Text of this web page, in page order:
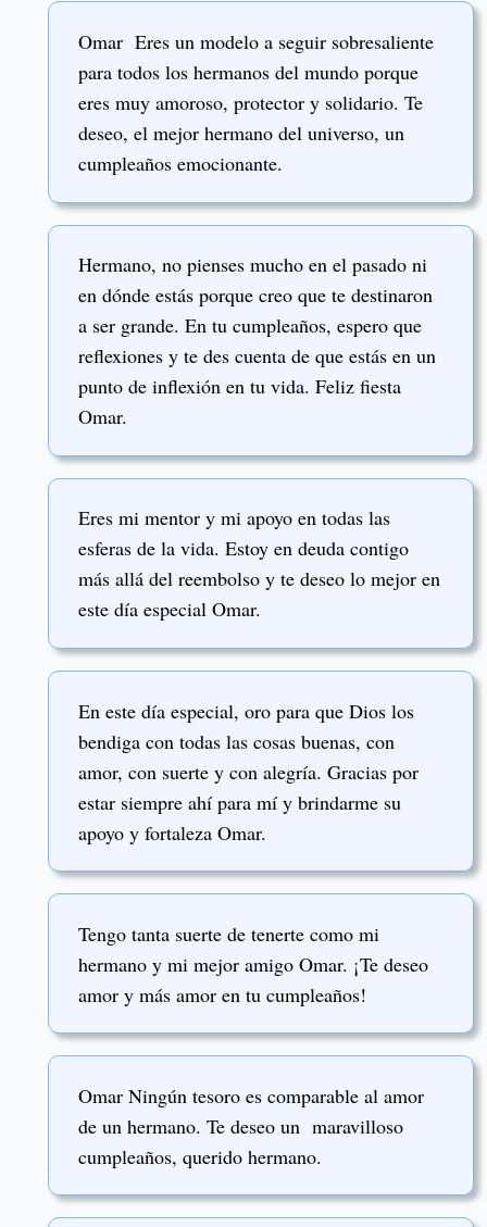
Omar Eres un modelo a seguir sobresaliente
para todos los hermanos del mundo porque
eres muy amoroso, protector y solidario. Te
deseo, el mejor hermano del universo, un
cumpleaños emocionante.
Hermano, no pienses mucho en el pasado ni
en dónde estás porque creo que te destinaron
a ser grande. En tu cumpleaños, espero que
reflexiones y te des cuenta de que estás en un
punto de inflexión en tu vida. Feliz fiesta
Omar.
Eres mi mentor y mi apoyo en todas las
esferas de la vida. Estoy en deuda contigo
más allá del reembolso y te deseo lo mejor en
este día especial Omar.
En este día especial, oro para que Dios los
bendiga con todas las cosas buenas, con
amor, con suerte y con alegría. Gracias por
estar siempre ahí para mí y brindarme su
apoyo y fortaleza Omar.
Tengo tanta suerte de tenerte como mi
hermano y mi mejor amigo Omar. ¡Te deseo
amor y más amor en tu cumpleaños!
Omar Ningún tesoro es comparable al amor
de un hermano. Te deseo un maravilloso
cumpleaños, querido hermano.